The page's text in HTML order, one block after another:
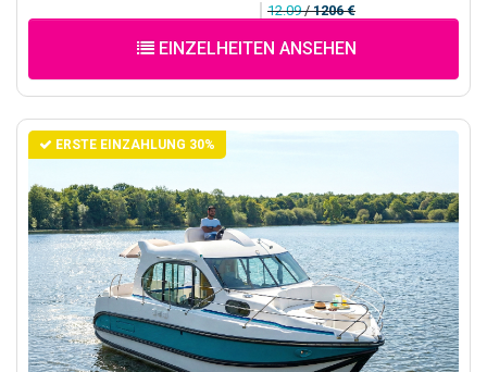
12.09/1206 €
EINZELHEITEN ANSEHEN
ERSTE EINZAHLUNG 30%